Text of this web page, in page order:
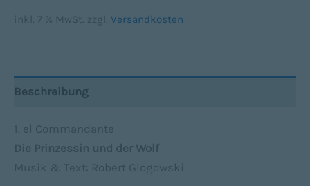
inkl. 7 % MwSt. zzgl. Versandkosten
Beschreibung
1. el Commandante
Die Prinzessin und der Wolf
Musik & Text: Robert Glogowski